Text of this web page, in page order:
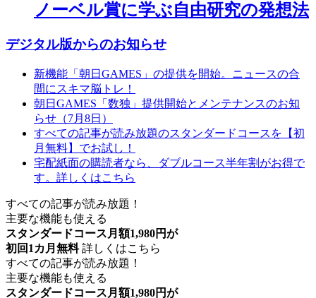
ノーベル賞に学ぶ自由研究の発想法
デジタル版からのお知らせ
新機能「朝日GAMES」の提供を開始。ニュースの合
間にスキマ脳トレ！
朝日GAMES「数独」提供開始とメンテナンスのお知
らせ（7月8日）
すべての記事が読み放題のスタンダードコースを【初
月無料】でお試し！
宅配紙面の購読者なら、ダブルコース半年割がお得で
す。詳しくはこちら
すべての記事が読み放題！
主要な機能も使える
スタンダードコース月額1,980円が
初回1カ月無料 詳しくはこちら
すべての記事が読み放題！
主要な機能も使える
スタンダードコース月額1,980円が